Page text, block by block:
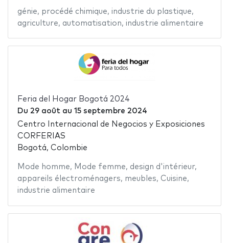
génie, procédé chimique, industrie du plastique,
agriculture, automatisation, industrie alimentaire
Feria del Hogar Bogotá 2024
Du 29 aoûtau 15 septembre 2024
Centro Internacional de Negocios y Exposiciones
CORFERIAS
Bogotá, Colombie
Mode homme, Mode femme, design d'intérieur,
appareils électroménagers, meubles, Cuisine,
industrie alimentaire